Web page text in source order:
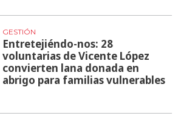
GESTIÓN
Entretejiéndo-nos: 28
voluntarias de Vicente López
convierten lana donada en
abrigo para familias vulnerables